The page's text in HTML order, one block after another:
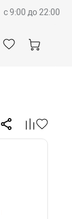
c 9:00 до 22:00